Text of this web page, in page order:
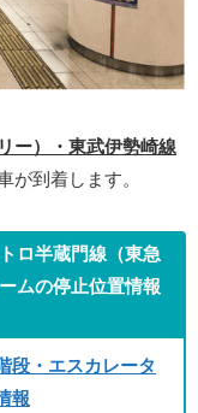
ー）・東武伊勢崎線
が到着します。
ロ半蔵門線（東急
ムの停止位置情報
段・エスカレータ
報